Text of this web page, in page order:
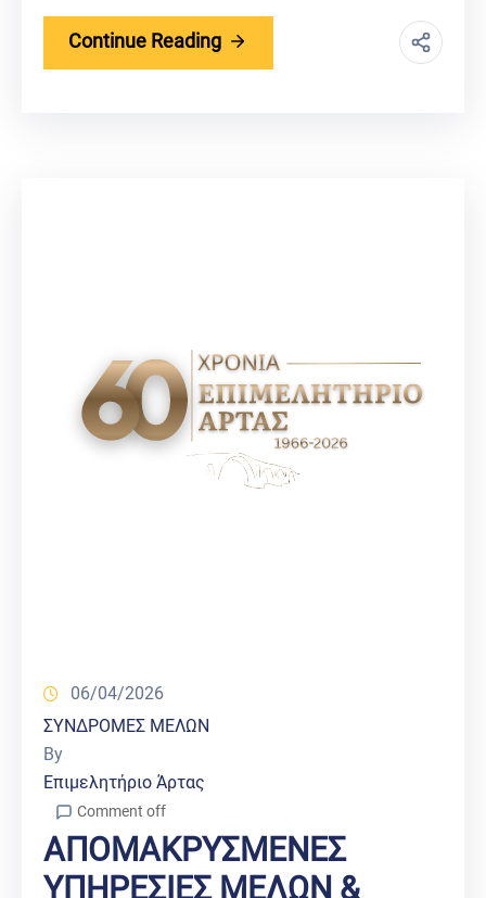
Continue Reading
06/04/2026
ΣΥΝΔΡΟΜΕΣ ΜΕΛΩΝ
By
Επιμελητήριο Άρτας
Comment off
ΑΠΟΜΑΚΡΥΣΜΕΝΕΣ
ΥΠΗΡΕΣΙΕΣ ΜΕΛΩΝ &